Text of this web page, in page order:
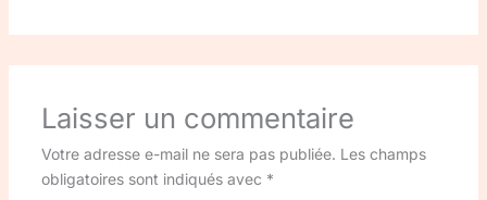
Laisser un commentaire
Votre adresse e-mail ne sera pas publiée. Les champs
obligatoires sont indiqués avec *